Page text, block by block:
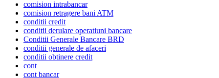
comision intrabancar
comision retragere bani ATM
conditii credit
conditii derulare operatiuni bancare
Conditii Generale Bancare BRD
conditii generale de afaceri
conditii obtinere credit
cont
cont bancar